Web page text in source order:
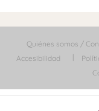
Quiénes somos /
Accesibilidad